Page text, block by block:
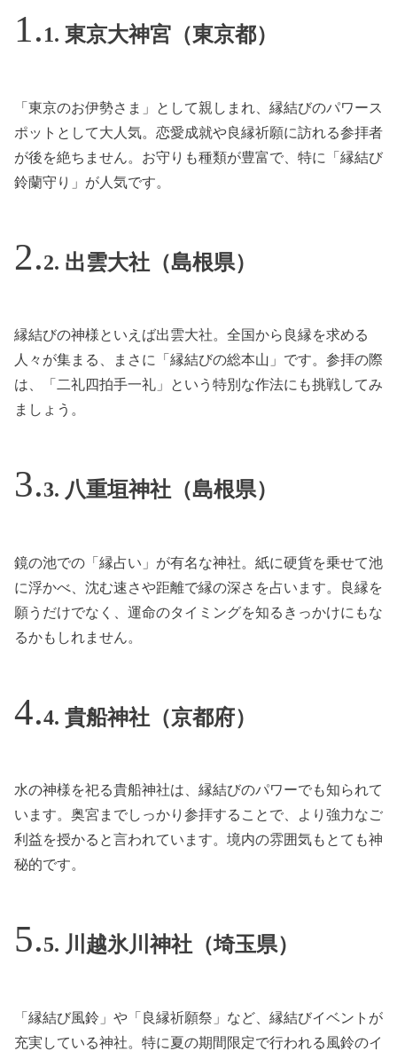
1. 東京大神宮（東京都）
「東京のお伊勢さま」として親しまれ、縁結びのパワース
ポットとして大人気。恋愛成就や良縁祈願に訪れる参拝者
が後を絶ちません。お守りも種類が豊富で、特に「縁結び
鈴蘭守り」が人気です。
2. 出雲大社（島根県）
縁結びの神様といえば出雲大社。全国から良縁を求める
人々が集まる、まさに「縁結びの総本山」です。参拝の際
は、「二礼四拍手一礼」という特別な作法にも挑戦してみ
ましょう。
3. 八重垣神社（島根県）
鏡の池での「縁占い」が有名な神社。紙に硬貨を乗せて池
に浮かべ、沈む速さや距離で縁の深さを占います。良縁を
願うだけでなく、運命のタイミングを知るきっかけにもな
るかもしれません。
4. 貴船神社（京都府）
水の神様を祀る貴船神社は、縁結びのパワーでも知られて
います。奥宮までしっかり参拝することで、より強力なご
利益を授かると言われています。境内の雰囲気もとても神
秘的です。
5. 川越氷川神社（埼玉県）
「縁結び風鈴」や「良縁祈願祭」など、縁結びイベントが
充実している神社。特に夏の期間限定で行われる風鈴のイ